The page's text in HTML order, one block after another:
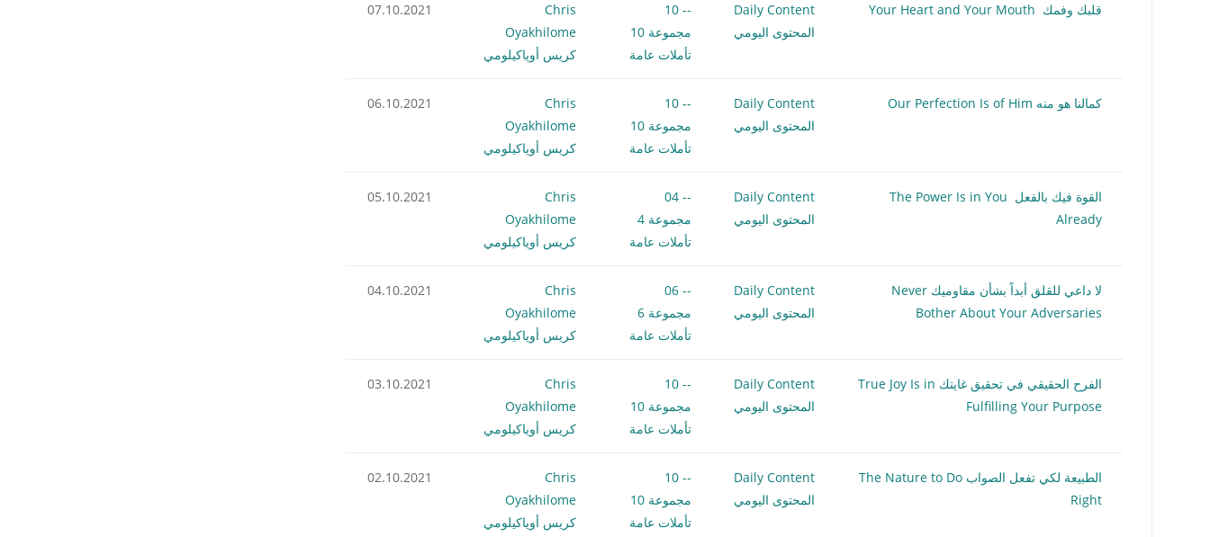
قلبك وفمك Your Heart and Your Mouth
Daily Content
المحتوى اليومي
-- 10
مجموعة 10
تأملات عامة
Chris
Oyakhilome
كريس أوياكيلومي
07.10.2021
كمالنا هو منه Our Perfection Is of Him
Daily Content
المحتوى اليومي
-- 10
مجموعة 10
تأملات عامة
Chris
Oyakhilome
كريس أوياكيلومي
06.10.2021
القوة فيك بالفعل The Power Is in You
Already
Daily Content
المحتوى اليومي
-- 04
مجموعة 4
تأملات عامة
Chris
Oyakhilome
كريس أوياكيلومي
05.10.2021
لا داعي للقلق أبداً بشأن مقاوميك Never
Bother About Your Adversaries
Daily Content
المحتوى اليومي
-- 06
مجموعة 6
تأملات عامة
Chris
Oyakhilome
كريس أوياكيلومي
04.10.2021
الفرح الحقيقي في تحقيق غايتك True Joy Is in
Fulfilling Your Purpose
Daily Content
المحتوى اليومي
-- 10
مجموعة 10
تأملات عامة
Chris
Oyakhilome
كريس أوياكيلومي
03.10.2021
الطبيعة لكي تفعل الصواب The Nature to Do
Right
Daily Content
المحتوى اليومي
-- 10
مجموعة 10
تأملات عامة
Chris
Oyakhilome
كريس أوياكيلومي
02.10.2021